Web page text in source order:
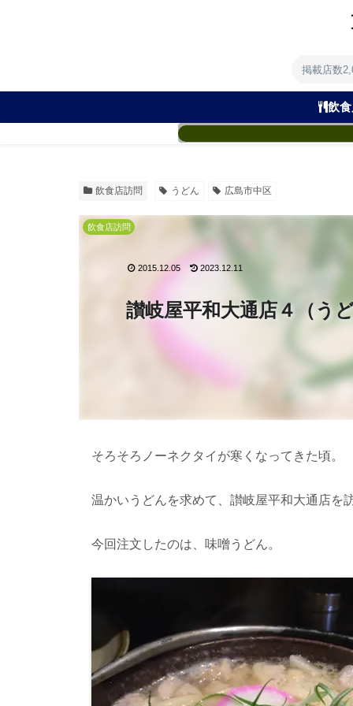
掲載店数
飲
飲食店訪問 うどん 広島市中区
讃岐屋平和大通店４（う
飲食店訪問
2015.12.05 2023.12.11
そろそろノーネクタイが寒くなってきた頃。
温かいうどんを求めて、讃岐屋平和大通店を
今回注文したのは、味噌うどん。